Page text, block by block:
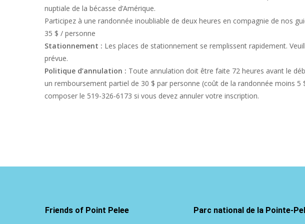
nuptiale de la bécasse d’Amérique.
Participez à une randonnée inoubliable de deux heures en compagnie de nos
35 $ / personne
Stationnement : Les places de stationnement se remplissent rapidement.
prévue.
Politique d’annulation : Toute annulation doit être faite 72 heures avant le
un remboursement partiel de 30 $ par personne (coût de la randonnée moins 5
composer le 519-326-6173 si vous devez annuler votre inscription.
Friends of Point Pelee Parc national de la Pointe-